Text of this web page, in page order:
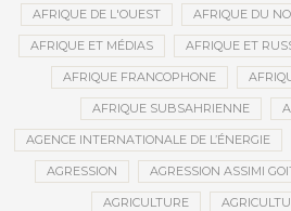
AFRIQUE DE L'OUEST AFRIQUE DU
AFRIQUE ET MÉDIAS AFRIQUE ET
AFRIQUE FRANCOPHONE
AFRIQUE SUBSAHRIENNE
AGENCE INTERNATIONALE DE L’ÉNERGIE
AGRESSION AGRESSION ASSIMI
AGRICULTURE